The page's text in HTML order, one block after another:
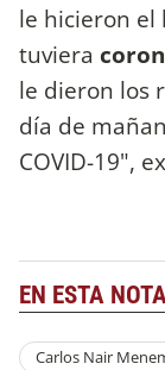
le hicieron el
tuviera
le dieron los
día de
COVID-19",
EN ESTA
Carlos Nair